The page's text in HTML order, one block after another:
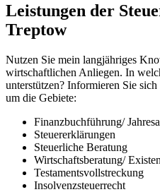
Leistungen der
Treptow
Nutzen Sie mein langjähriges
wirtschaftlichen Anliegen. In
unterstützen? Informieren Sie
um die Gebiete:
Finanzbuchführung/
Steuererklärungen
Steuerliche Beratung
Wirtschaftsberatung/
Testamentsvollstreckung
Insolvenzsteuerrecht